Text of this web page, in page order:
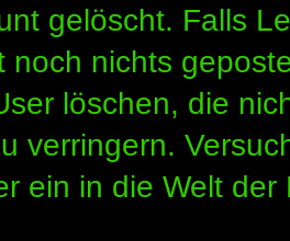
gelöscht. Falls
noch nichts
löschen, die
verringern.
ein in die Welt der